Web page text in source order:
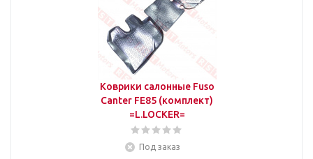
Коврики салонные Fuso
Canter FE85 (комплект)
=L.LOCKER=
Под заказ